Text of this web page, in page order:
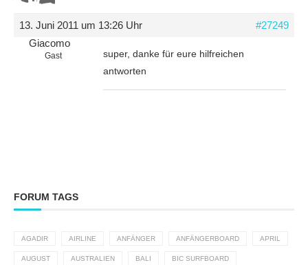
13. Juni 2011 um 13:26 Uhr
#27249
Giacomo
Gast
super, danke für eure hilfreichen
antworten
FORUM TAGS
AGADIR AIRLINE ANFÄNGER ANFÄNGERBOARD APRIL
AUGUST AUSTRALIEN BALI BIC SURFBOARD